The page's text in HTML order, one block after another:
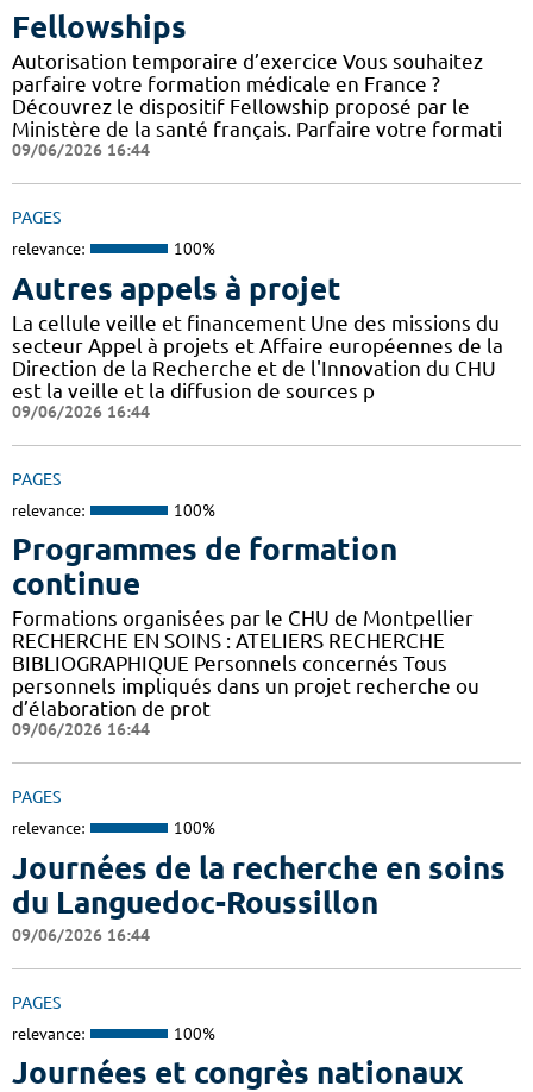
Fellowships
Autorisation temporaire d’exercice Vous souhaitez
parfaire votre formation médicale en France ?
Découvrez le dispositif Fellowship proposé par le
Ministère de la santé français. Parfaire votre formati
09/06/2026 16:44
PAGES
relevance: 100%
Autres appels à projet
La cellule veille et financement Une des missions du
secteur Appel à projets et Affaire européennes de la
Direction de la Recherche et de l'Innovation du CHU
est la veille et la diffusion de sources p
09/06/2026 16:44
PAGES
relevance: 100%
Programmes de formation
continue
Formations organisées par le CHU de Montpellier
RECHERCHE EN SOINS : ATELIERS RECHERCHE
BIBLIOGRAPHIQUE Personnels concernés Tous
personnels impliqués dans un projet recherche ou
d’élaboration de prot
09/06/2026 16:44
PAGES
relevance: 100%
Journées de la recherche en soins
du Languedoc-Roussillon
09/06/2026 16:44
PAGES
relevance: 100%
Journées et congrès nationaux